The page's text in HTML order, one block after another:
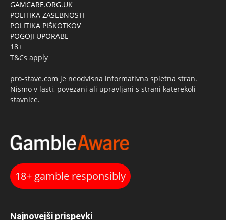
GAMCARE.ORG.UK
POLITIKA ZASEBNOSTI
POLITIKA PIŠKOTKOV
POGOJI UPORABE
18+
T&Cs apply
pro-stave.com je neodvisna informativna spletna stran.
Nismo v lasti, povezani ali upravljani s strani katerekoli
stavnice.
18+ gamble responsibly
Najnovejši prispevki